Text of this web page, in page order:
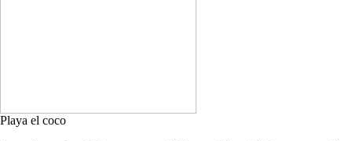
Playa el coco